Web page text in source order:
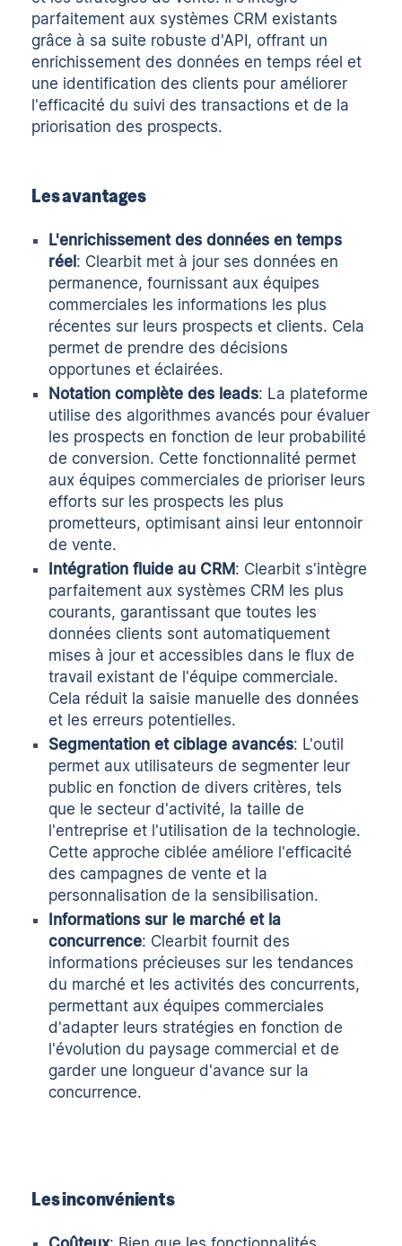
parfaitement aux systèmes CRM existants
grâce à sa suite robuste d'API, offrant un
enrichissement des données en temps réel et
une identification des clients pour améliorer
l'efficacité du suivi des transactions et de la
priorisation des prospects.
Les avantages
L'enrichissement des données en temps
réel : Clearbit met à jour ses données en
permanence, fournissant aux équipes
commerciales les informations les plus
récentes sur leurs prospects et clients. Cela
permet de prendre des décisions
opportunes et éclairées.
Notation complète des leads: La plateforme
utilise des algorithmes avancés pour évaluer
les prospects en fonction de leur probabilité
de conversion. Cette fonctionnalité permet
aux équipes commerciales de prioriser leurs
efforts sur les prospects les plus
prometteurs, optimisant ainsi leur entonnoir
de vente.
Intégration fluide au CRM: Clearbit s'intègre
parfaitement aux systèmes CRM les plus
courants, garantissant que toutes les
données clients sont automatiquement
mises à jour et accessibles dans le flux de
travail existant de l'équipe commerciale.
Cela réduit la saisie manuelle des données
et les erreurs potentielles.
Segmentation et ciblage avancés: L'outil
permet aux utilisateurs de segmenter leur
public en fonction de divers critères, tels
que le secteur d'activité, la taille de
l'entreprise et l'utilisation de la technologie.
Cette approche ciblée améliore l'efficacité
des campagnes de vente et la
personnalisation de la sensibilisation.
Informations sur le marché et la
concurrence: Clearbit fournit des
informations précieuses sur les tendances
du marché et les activités des concurrents,
permettant aux équipes commerciales
d'adapter leurs stratégies en fonction de
l'évolution du paysage commercial et de
garder une longueur d'avance sur la
concurrence.
Les inconvénients